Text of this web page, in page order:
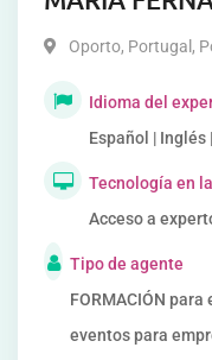
Oporto, Portugal ,
Idioma del
Español | Inglés
Tecnología en
Acceso a
Tipo de agente
FORMACIÓN para
eventos para